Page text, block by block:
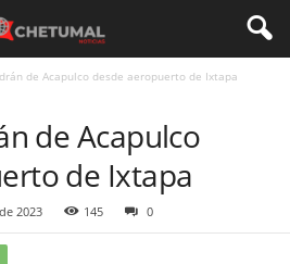
de Acapulco desde aeropuerto de Ixtapa
de Acapulco
de Ixtapa
2023 145 0